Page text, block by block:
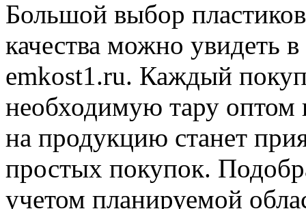
Большой выбор
качества можно увидеть
emkost1.ru. Каждый
необходимую тару оптом
на продукцию станет
простых покупок.
учетом планируемой